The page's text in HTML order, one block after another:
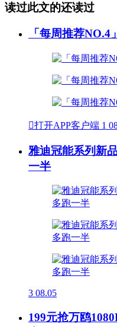
读过此文的还读过
「每周推荐
打开APP客户端 1
雅迪冠能系列新
一半
3 08.05
199元抢万鸥